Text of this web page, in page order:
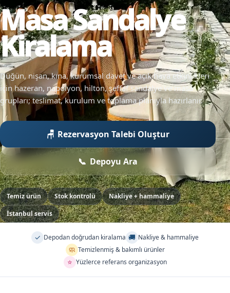
Masa Sandalye
Kiralama
Düğün, nişan, kına, kurumsal davet ve açık hava etkinlikleri
için hazeran, napolyon, hilton, şeffaf sandalye ve masa
grupları; teslimat, kurulum ve toplama planıyla hazırlanır.
Rezervasyon Talebi Oluştur
Depoyu Ara
Temiz ürün Stok kontrolü
Nakliye + hammaliye
İstanbul servis
✓ Depodan doğrudan kiralama 🚚 Nakliye & hammaliye
🧼 Temizlenmiş & bakımlı ürünler
⭐ Yüzlerce referans organizasyon